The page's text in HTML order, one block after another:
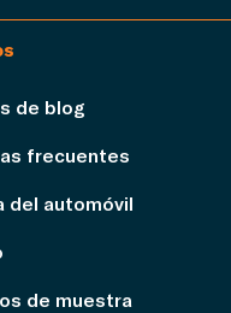
de blog
frecuentes
del automóvil
de muestra